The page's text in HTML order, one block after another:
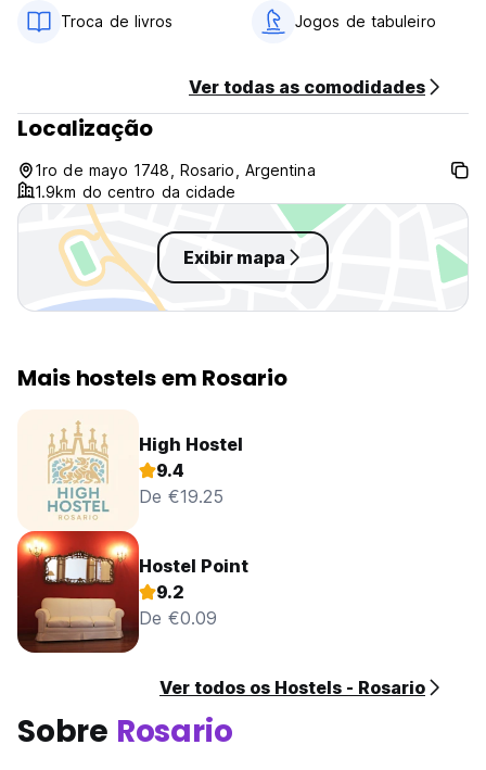
Troca de livros Jogos de tabuleiro
Ver todas as comodidades
Localização
1ro de mayo 1748, Rosario, Argentina
1.9km do centro da cidade
Exibir mapa
Mais hostels em Rosario
High Hostel
9.4
De €19.25
Hostel Point
9.2
De €0.09
Ver todos os Hostels - Rosario
Sobre Rosario